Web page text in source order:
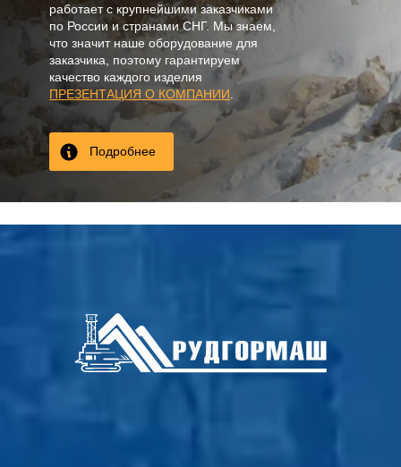
работает с крупнейшими заказчиками
по России и странами СНГ. Мы знаем,
что значит наше оборудование для
заказчика, поэтому гарантируем
качество каждого изделия
ПРЕЗЕНТАЦИЯ О КОМПАНИИ
Подробнее